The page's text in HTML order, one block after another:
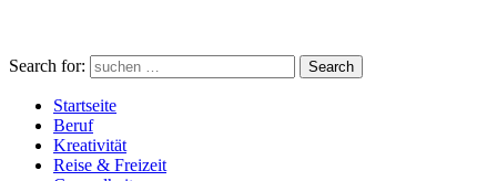
Search for: Search
Startseite
Beruf
Kreativität
Reise & Freizeit